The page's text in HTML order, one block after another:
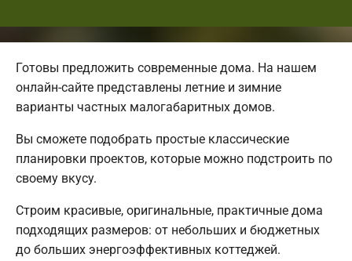
Готовы предложить современные дома. На нашем
онлайн-сайте представлены летние и зимние
варианты частных малогабаритных домов.
Вы сможете подобрать простые классические
планировки проектов, которые можно подстроить по
своему вкусу.
Строим красивые, оригинальные, практичные дома
подходящих размеров: от небольших и бюджетных
до больших энергоэффективных коттеджей.